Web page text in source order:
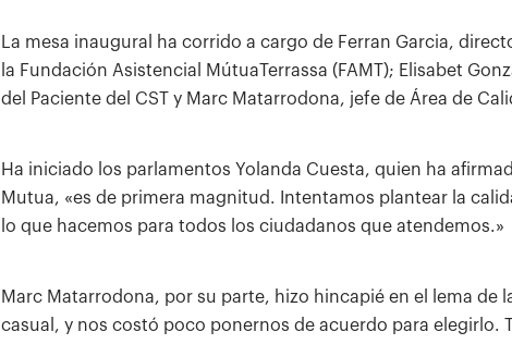
La mesa inaugural ha corrido a cargo de Ferran Garcia,
la Fundación Asistencial MútuaTerrassa (FAMT); Elisabet
del Paciente del CST y Marc Matarrodona, jefe de Área de
Ha iniciado los parlamentos Yolanda Cuesta, quien ha
Mutua, «es de primera magnitud. Intentamos plantear la
lo que hacemos para todos los ciudadanos que atendemos.»
Marc Matarrodona, por su parte, hizo hincapié en el lema de
casual, y nos costó poco ponernos de acuerdo para